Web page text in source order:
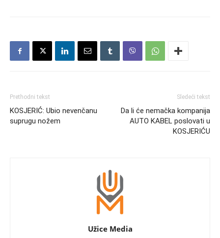
Prethodni tekst
KOSJERIĆ: Ubio nevenčanu
suprugu nožem
Sledeći tekst
Da li će nemačka kompanija
AUTO KABEL poslovati u
KOSJERIĆU
Užice Media